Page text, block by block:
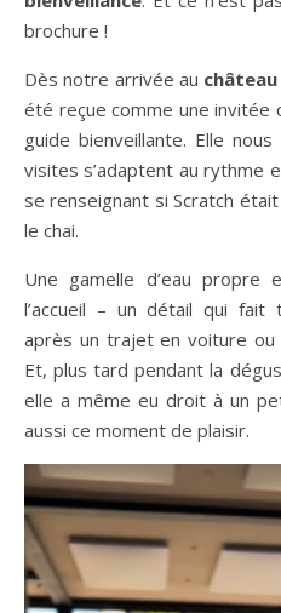
brochure !
Dès notre arrivée au
été reçue comme une invitée
guide bienveillante. Elle
visites s’adaptent au rythme
se renseignant si Scratch
le chai.
Une gamelle d’eau propre
l’accueil – un détail qui
après un trajet en voiture ou
Et, plus tard pendant la
elle a même eu droit à un
aussi ce moment de plaisir.